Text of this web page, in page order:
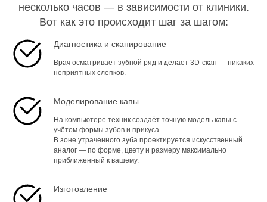
несколько часов — в зависимости от клиники.
Вот как это происходит шаг за шагом:
Диагностика и сканирование
Врач осматривает зубной ряд и делает 3D-скан — никаких
неприятных слепков.
Моделирование капы
На компьютере техник создаёт точную модель капы с
учётом формы зубов и прикуса.
В зоне утраченного зуба проектируется искусственный
аналог — по форме, цвету и размеру максимально
приближенный к вашему.
Изготовление